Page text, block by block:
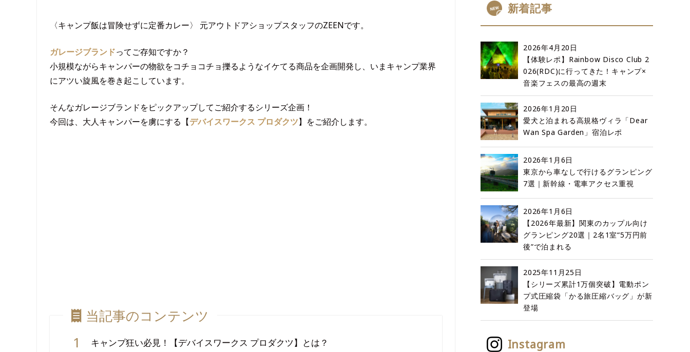
〈キャンプ飯は冒険せずに定番カレー〉 元アウトドアショップスタッフのZEENです。
ガレージブランドってご存知ですか？
小規模ながらキャンパーの物欲をコチョコチョ擽るようなイケてる商品を企画開発し、いまキャンプ業界
にアツい旋風を巻き起こしています。
そんなガレージブランドをピックアップしてご紹介するシリーズ企画！
今回は、大人キャンパーを虜にする【デバイスワークス プロダクツ】をご紹介します。
当記事のコンテンツ
キャンプ狂い必見！【デバイスワークス プロダクツ】とは？
新着記事
2026年4月20日
【体験レポ】Rainbow Disco Club 2
026(RDC)に行ってきた！キャンプ×
音楽フェスの最高の週末
2026年1月20日
愛犬と泊まれる高規格ヴィラ「Dear
Wan Spa Garden」宿泊レポ
2026年1月6日
東京から車なしで行けるグランピング
7選｜新幹線・電車アクセス重視
2026年1月6日
【2026年最新】関東のカップル向け
グランピング20選｜2名1室“5万円前
後”で泊まれる
2025年11月25日
【シリーズ累計1万個突破】電動ポン
プ式圧縮袋「かる旅圧縮バッグ」が新
登場
Instagram